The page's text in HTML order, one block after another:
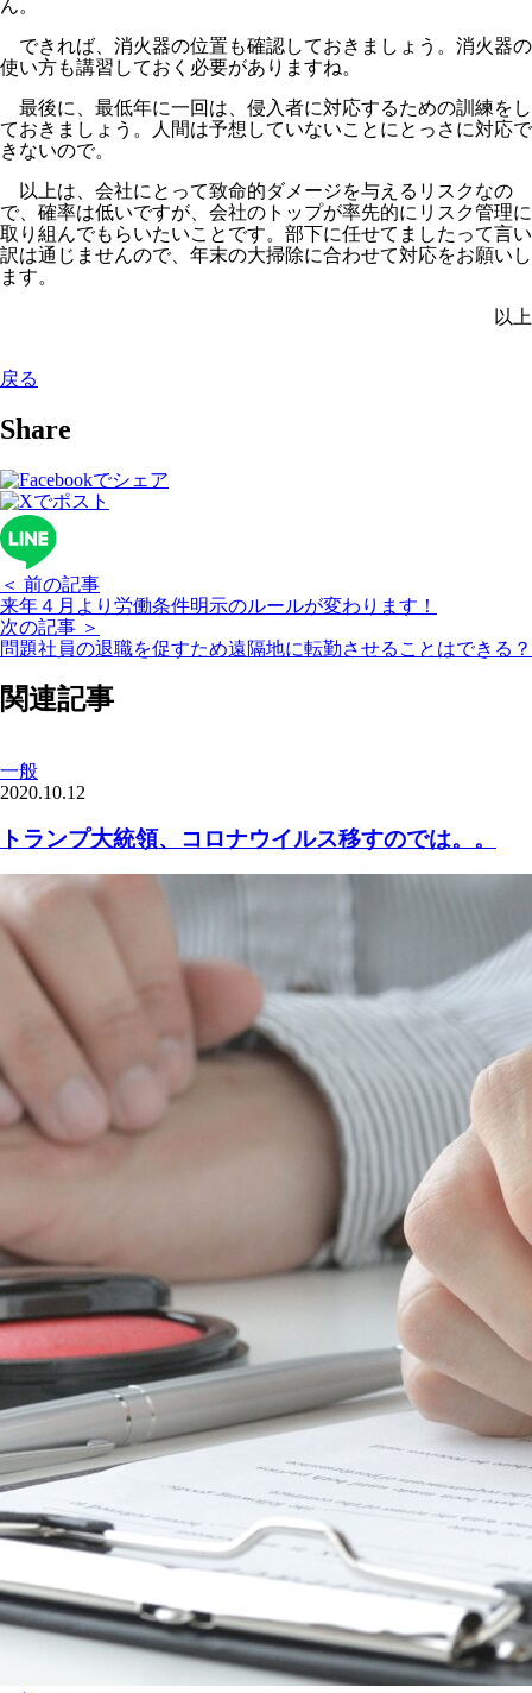
ん。
できれば、消火器の位置も確認しておきましょう。消火器の
使い方も講習しておく必要がありますね。
最後に、最低年に一回は、侵入者に対応するための訓練をし
ておきましょう。人間は予想していないことにとっさに対応で
きないので。
以上は、会社にとって致命的ダメージを与えるリスクなの
で、確率は低いですが、会社のトップが率先的にリスク管理に
取り組んでもらいたいことです。部下に任せてましたって言い
訳は通じませんので、年末の大掃除に合わせて対応をお願いし
ます。
以上
戻る
Share
＜ 前の記事
来年４月より労働条件明示のルールが変わります！
次の記事 ＞
問題社員の退職を促すため遠隔地に転勤させることはできる？
関連記事
一般
2020.10.12
トランプ大統領、コロナウイルス移すのでは。。